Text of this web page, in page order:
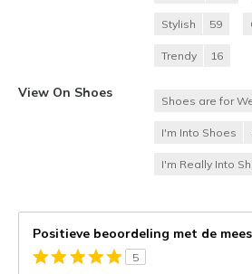
Stylish 59
Trendy 16
View On Shoes
Shoes are for
I'm Into Shoes
I'm Really Into
Positieve beoordeling met de
5